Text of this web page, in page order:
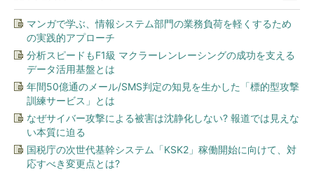
マンガで学ぶ、情報システム部門の業務負荷を軽くするため
の実践的アプローチ
分析スピードもF1級 マクラーレンレーシングの成功を支える
データ活用基盤とは
年間50億通のメール/SMS判定の知見を生かした「標的型攻撃
訓練サービス」とは
なぜサイバー攻撃による被害は沈静化しない? 報道では見えな
い本質に迫る
国税庁の次世代基幹システム「KSK2」稼働開始に向けて、対
応すべき変更点とは?